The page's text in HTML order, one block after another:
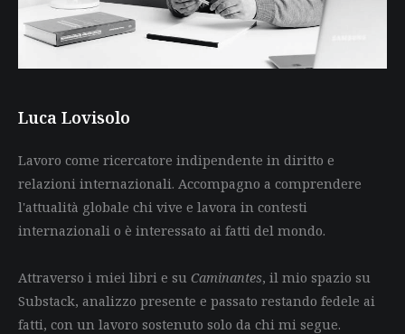
Luca Lovisolo
Lavoro come ricercatore indipendente in diritto e
relazioni internazionali. Accompagno a comprendere
l'attualità globale chi vive e lavora in contesti
internazionali o è interessato ai fatti del mondo.
Attraverso i miei libri e su Caminantes, il mio spazio su
Substack, analizzo presente e passato restando fedele ai
fatti, con un lavoro sostenuto solo da chi mi segue.